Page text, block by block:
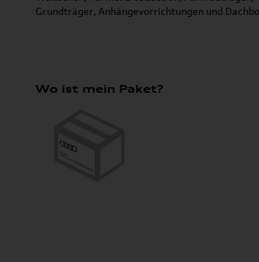
Grundträger, Anhängevorrichtungen und
Wo ist mein Paket?